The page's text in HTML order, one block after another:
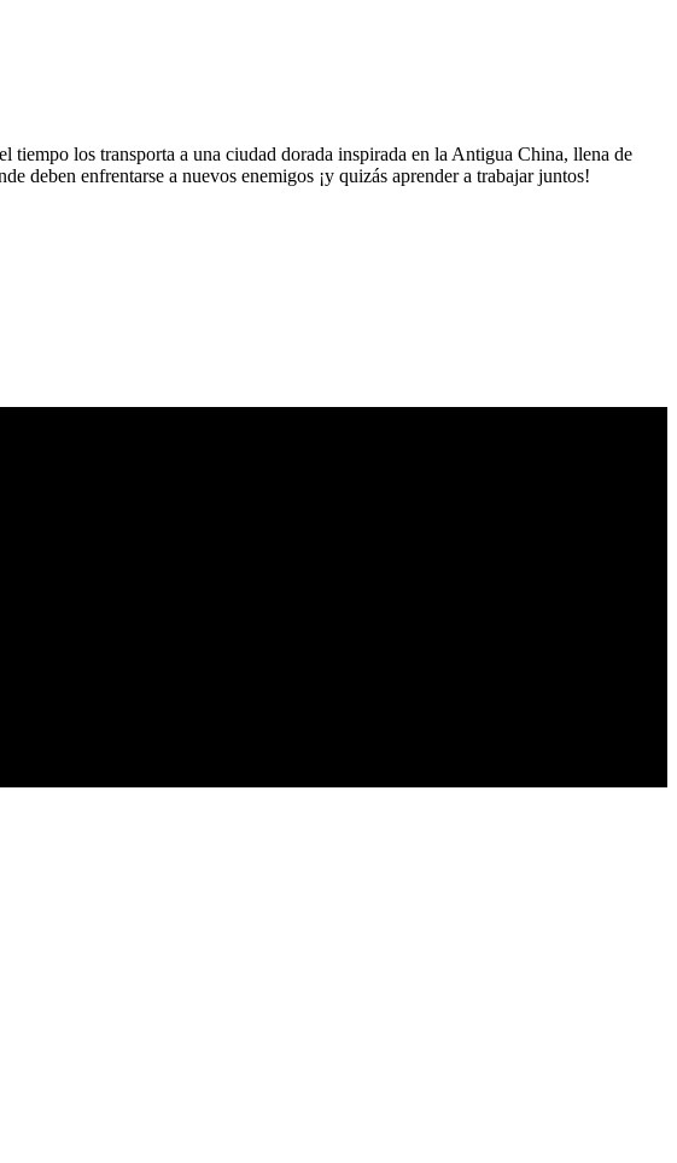
los transporta a una ciudad dorada inspirada en la Antigua China, llena de
deben enfrentarse a nuevos enemigos ¡y quizás aprender a trabajar juntos!